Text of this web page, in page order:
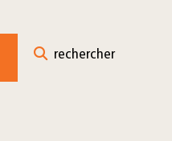
rechercher